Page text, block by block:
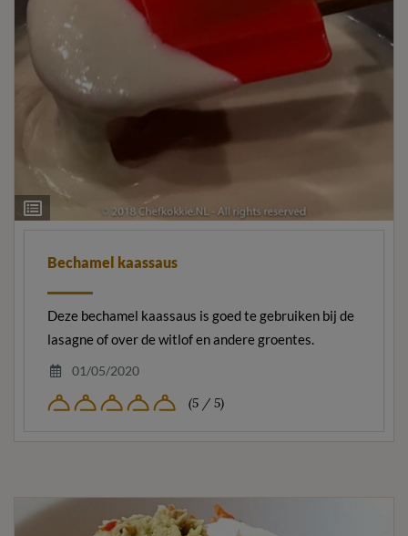
Ingrediëntenlijst
Bechamel kaassaus
Deze bechamel kaassaus is goed te gebruiken bij de
lasagne of over de witlof en andere groentes.
01/05/2020
(5 / 5)